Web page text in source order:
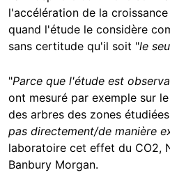
l'accélération de la
quand l'étude le considère
sans certitude qu'il soit "le
"Parce que l'étude est
ont mesuré par exemple sur
des arbres des zones
pas directement/de manière
laboratoire cet effet du CO2,
Banbury Morgan.